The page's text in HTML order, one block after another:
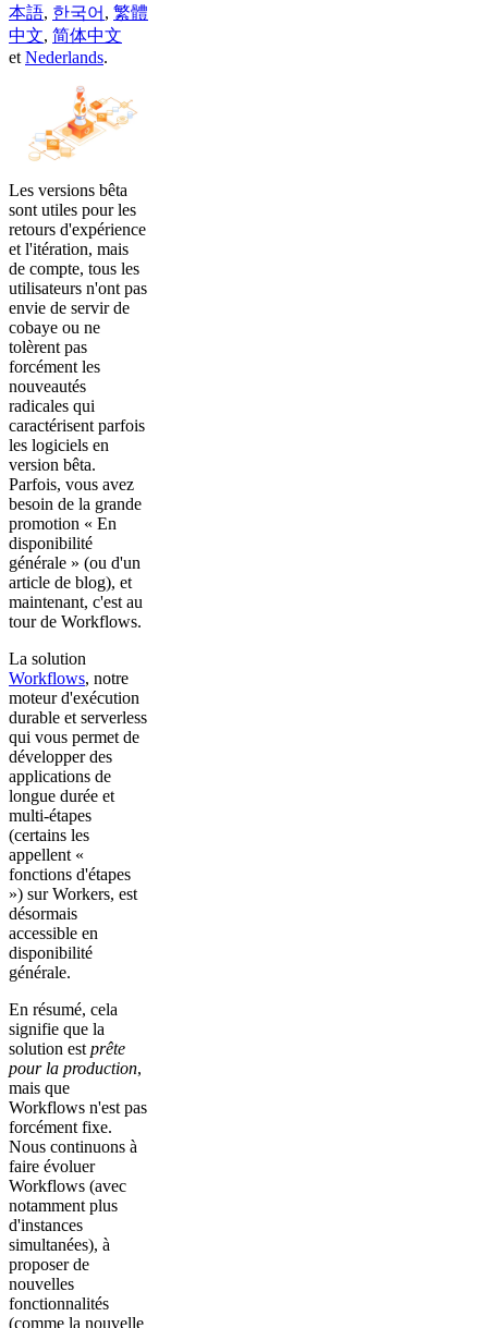
本語, 한국어 , 繁體
中文, 简体中文
et Nederlands.
Les versions bêta
sont utiles pour les
retours d'expérience
et l'itération, mais
de compte, tous les
utilisateurs n'ont pas
envie de servir de
cobaye ou ne
tolèrent pas
forcément les
nouveautés
radicales qui
caractérisent parfois
les logiciels en
version bêta.
Parfois, vous avez
besoin de la grande
promotion « En
disponibilité
générale » (ou d'un
article de blog), et
maintenant, c'est au
tour de Workflows.
La solution
Workflows, notre
moteur d'exécution
durable et serverless
qui vous permet de
développer des
applications de
longue durée et
multi-étapes
(certains les
appellent «
fonctions d'étapes
») sur Workers, est
désormais
accessible en
disponibilité
générale.
En résumé, cela
signifie que la
solution est prête
pour la production,
mais que
Workflows n'est pas
forcément fixe.
Nous continuons à
faire évoluer
Workflows (avec
notamment plus
d'instances
simultanées), à
proposer de
nouvelles
fonctionnalités
(comme la nouvelle